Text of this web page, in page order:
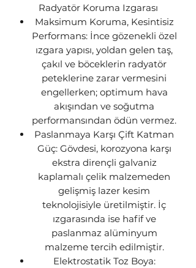
Radyatör Koruma Izgarası
Maksimum Koruma, Kesintisiz
Performans: İnce gözenekli özel
ızgara yapısı, yoldan gelen taş,
çakıl ve böceklerin radyatör
peteklerine zarar vermesini
engellerken; optimum hava
akışından ve soğutma
performansından ödün vermez.
Paslanmaya Karşı Çift Katman
Güç: Gövdesi, korozyona karşı
ekstra dirençli galvaniz
kaplamalı çelik malzemeden
gelişmiş lazer kesim
teknolojisiyle üretilmiştir. İç
ızgarasında ise hafif ve
paslanmaz alüminyum
malzeme tercih edilmiştir.
Elektrostatik Toz Boya: